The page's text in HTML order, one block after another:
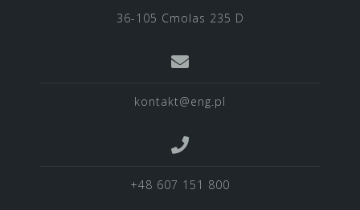
36-105 Cmolas 235 D
kontakt@eng.pl
+48 607 151 800